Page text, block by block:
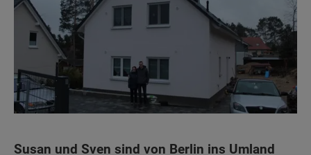
Susan und Sven sind von Berlin ins Umland